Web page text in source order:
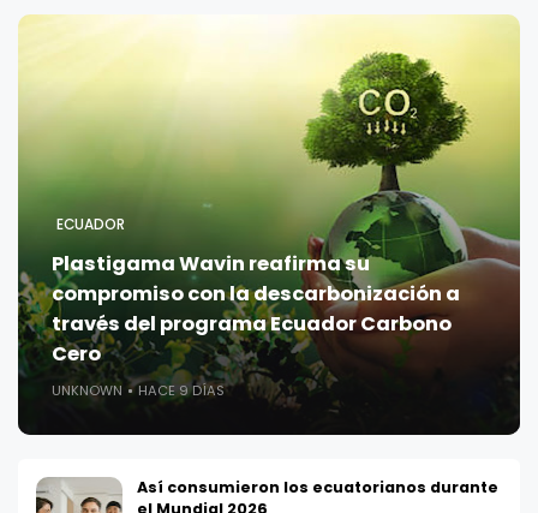
ECUADOR
Plastigama Wavin reafirma su
compromiso con la descarbonización a
través del programa Ecuador Carbono
Cero
UNKNOWN HACE 9 DÍAS
Así consumieron los ecuatorianos durante
el Mundial 2026